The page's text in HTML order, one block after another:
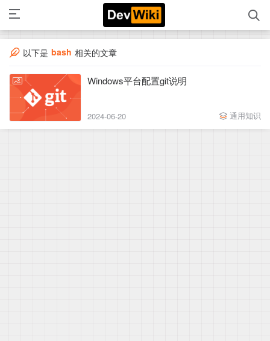
以下是 bash 相关的文章
Windows平台配置git说明
2024-06-20 通用知识